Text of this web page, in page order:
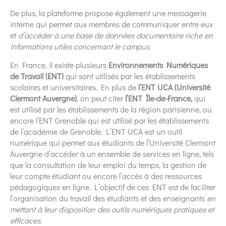
De plus, la plateforme propose également une messagerie
interne qui permet aux membres de communiquer entre eux
etd’accéder à une base de données documentaire riche en
informations utiles concernant le campus.
En France, il existe plusieurs Environnements Numériques
de Travail (ENT)qui sont utilisés par les établissements
scolaires et universitaires. En plus de l’ENT UCA (Université
Clermont Auvergne), on peut citerl’ENT Île-de-France,qui
est utilisé par les établissements de la région parisienne, ou
encore l’ENT Grenoble qui est utilisé par les établissements
de l’académie de Grenoble. L’ENT UCA est un outil
numérique qui permet aux étudiants de l’Université Clermont
Auvergne d’accéder à un ensemble de services en ligne, tels
que la consultation de leur emploi du temps, la gestion de
leur compte étudiant ou encore l’accès à des ressources
pédagogiques en ligne. L’objectif de ces ENT est de faciliter
l’organisation du travail des étudiants et des enseignants en
mettant à leur disposition des outils numériques pratiques et
efficaces.